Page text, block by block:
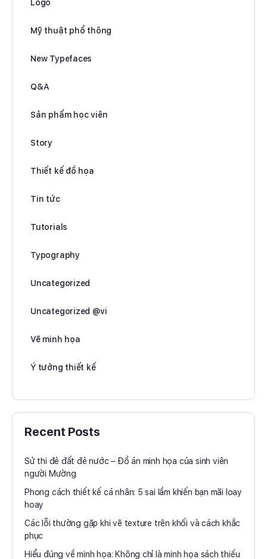
Logo
Mỹ thuật phổ thông
New Typefaces
Q&A
Sản phẩm học viên
Story
Thiết kế đồ họa
Tin tức
Tutorials
Typography
Uncategorized
Uncategorized @vi
Vẽ minh họa
Ý tưởng thiết kế
Recent Posts
Sử thi đẻ đất đẻ nước – Đồ án minh họa của sinh viên
người Mường
Phong cách thiết kế cá nhân: 5 sai lầm khiến bạn mãi loay
hoay
Các lỗi thường gặp khi vẽ texture trên khối và cách khắc
phục
Hiểu đúng về minh họa: Không chỉ là minh họa sách thiếu